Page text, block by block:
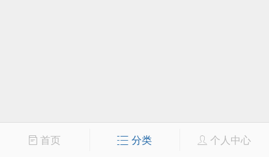
首页 分类 个人中心